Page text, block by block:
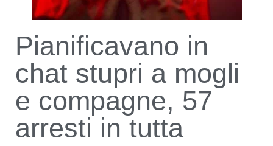
Pianificavano in
chat stupri a mogli
e compagne, 57
arresti in tutta